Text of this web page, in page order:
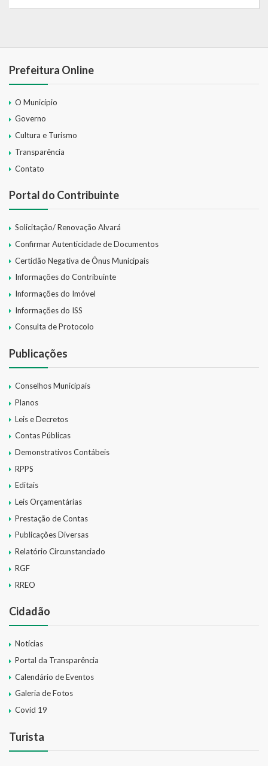
Prefeitura Online
O Município
Governo
Cultura e Turismo
Transparência
Contato
Portal do Contribuinte
Solicitação/ Renovação Alvará
Confirmar Autenticidade de Documentos
Certidão Negativa de Ônus Municipais
Informações do Contribuinte
Informações do Imóvel
Informações do ISS
Consulta de Protocolo
Publicações
Conselhos Municipais
Planos
Leis e Decretos
Contas Públicas
Demonstrativos Contábeis
RPPS
Editais
Leis Orçamentárias
Prestação de Contas
Publicações Diversas
Relatório Circunstanciado
RGF
RREO
Cidadão
Notícias
Portal da Transparência
Calendário de Eventos
Galeria de Fotos
Covid 19
Turista